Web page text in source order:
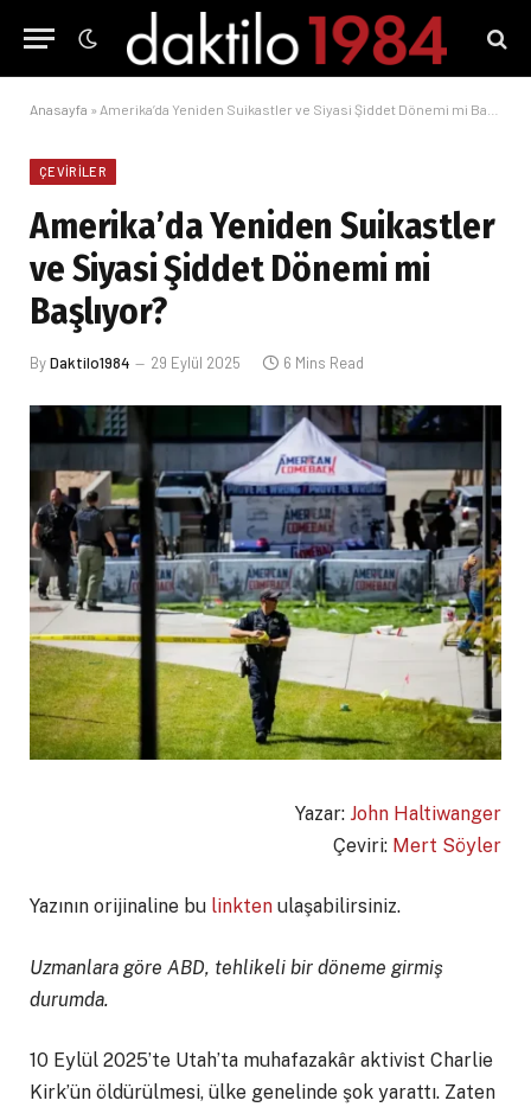
Anasayfa » Amerika’da Yeniden Suikastler ve Siyasi Şiddet Dönemi mi Başlıyor?
ÇEVIRILER
Amerika’da Yeniden Suikastler
ve Siyasi Şiddet Dönemi mi
Başlıyor?
ByDaktilo1984 29 Eylül 2025 6 Mins Read
Yazar: John Haltiwanger
Çeviri: Mert Söyler
Yazının orijinaline bu linkten ulaşabilirsiniz.
Uzmanlara göre ABD, tehlikeli bir döneme girmiş
durumda.
10 Eylül 2025’te Utah’ta muhafazakâr aktivist Charlie
Kirk’ün öldürülmesi, ülke genelinde şok yarattı. Zaten